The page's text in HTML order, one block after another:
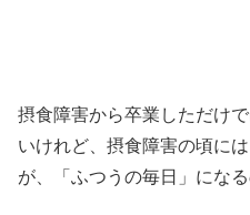
摂食障害から卒業しただけ
いけれど、摂食障害の頃に
が、「ふつうの毎日」になる